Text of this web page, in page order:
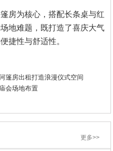
房为核心，搭配长条桌与红
地难题，既打造了喜庆大气
捷性与舒适性。
篷房出租打造浪漫仪式空间
会场地布置
更多>>